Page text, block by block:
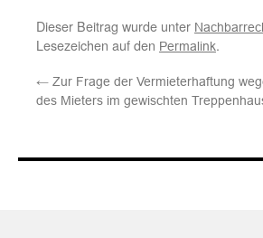
Dieser Beitrag wurde unter
Lesezeichen auf den Permalink.
← Zur Frage der Vermieterhaftung
des Mieters im gewischten